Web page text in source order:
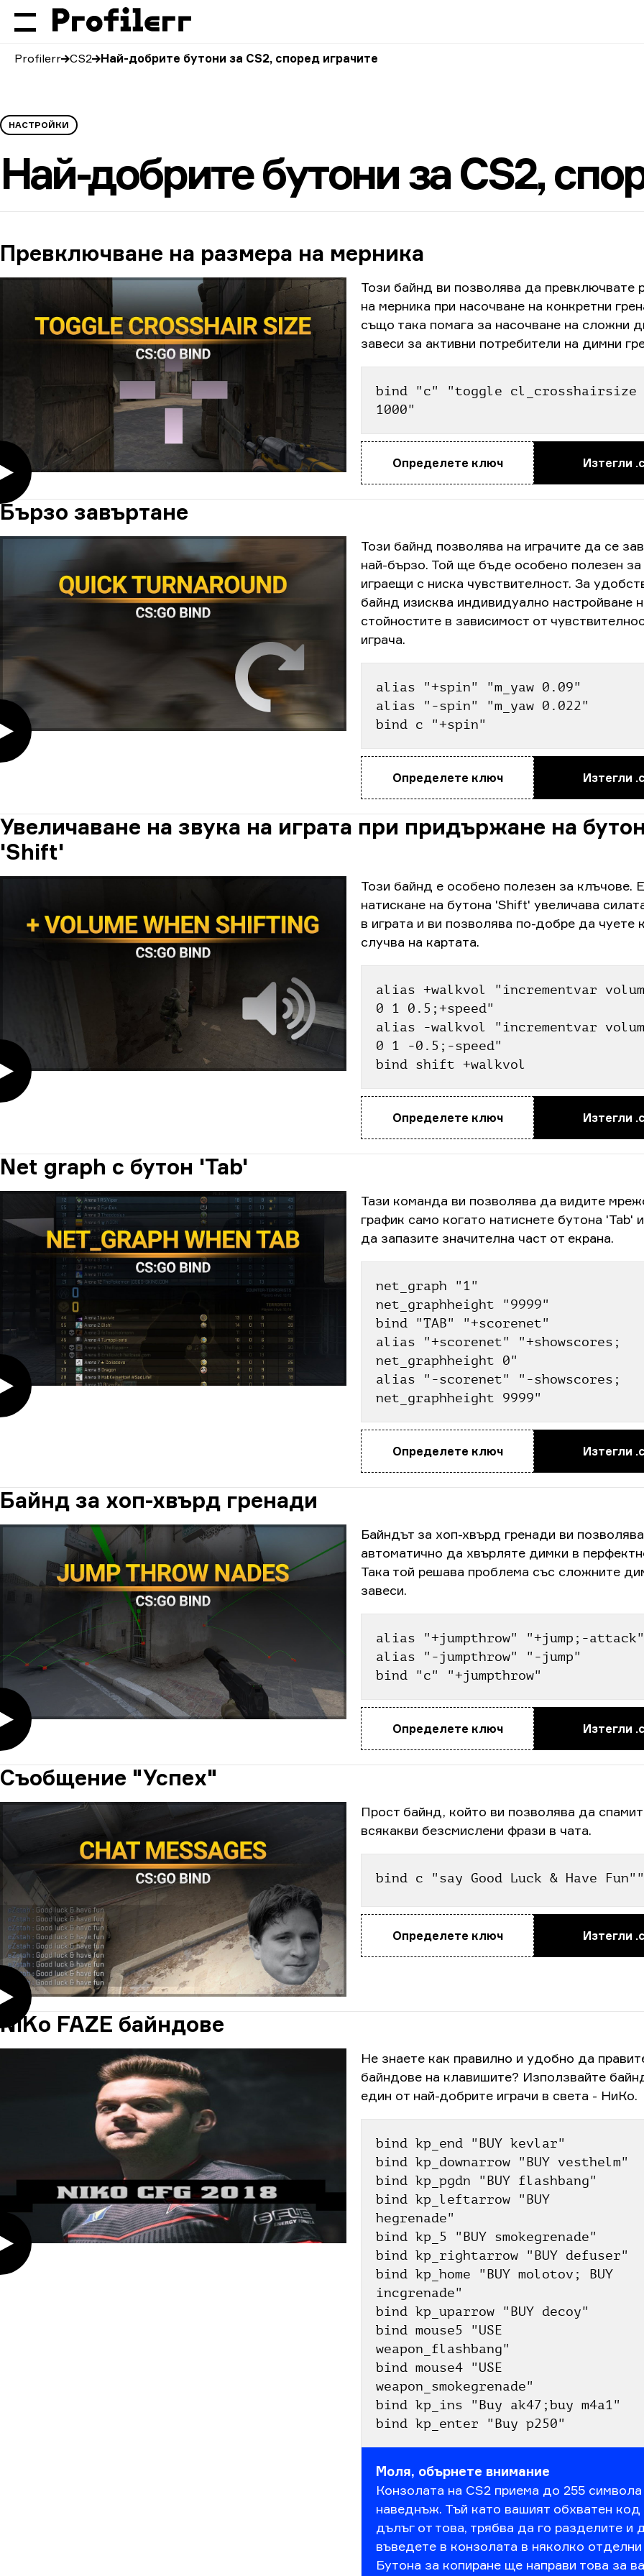
Profilerr CS2 Най-добрите бутони за CS2, според играчите
НАСТРОЙКИ
Най-добрите бутони за CS2,
Превключване на размера на мерника
Този байнд ви позволява да превключвате
на мерника при насочване на конкретни
също така помага за насочване на сложни
завеси за активни потребители на димни
bind "c" "toggle cl_crosshairsize
1000"
Определете ключ Изтегли
Бързо завъртане
Този байнд позволява на играчите да се
най-бързо. Той ще бъде особено полезен за
играещи с ниска чувствителност. За
байнд изисква индивидуално настройване
стойностите в зависимост от
играча.
alias "+spin" "m_yaw 0.09"
alias "-spin" "m_yaw 0.022"
bind c "+spin"
Определете ключ Изтегли
Увеличаване на звука на играта при придържане на бутон
'Shift'
Този байнд е особено полезен за клъчове.
натискане на бутона 'Shift' увеличава
в играта и ви позволява по-добре да чуете
случва на картата.
alias +walkvol "incrementvar
0 1 0.5;+speed"
alias -walkvol "incrementvar
0 1 -0.5;-speed"
bind shift +walkvol
Определете ключ Изтегли
Net graph с бутон 'Tab'
Тази команда ви позволява да видите
график само когато натиснете бутона 'Tab'
да запазите значителна част от екрана.
net_graph "1"
net_graphheight "9999"
bind "TAB" "+scorenet"
alias "+scorenet" "+showscores;
net_graphheight 0"
alias "-scorenet" "-showscores;
net_graphheight 9999"
Определете ключ Изтегли
Байнд за хоп-хвърд гренади
Байндът за хоп-хвърд гренади ви позволява
автоматично да хвърляте димки в
Така той решава проблема със сложните
завеси.
alias "+jumpthrow" "+jump;-attack"
alias "-jumpthrow" "-jump"
bind "c" "+jumpthrow"
Определете ключ Изтегли
Съобщение "Успех"
Прост байнд, който ви позволява да
всякакви безсмислени фрази в чата.
bind c "say Good Luck & Have Fun""
Определете ключ Изтегли
NiKo FAZE байндове
Не знаете как правилно и удобно да
байндове на клавишите? Използвайте
един от най-добрите играчи в света - НиКо.
bind kp_end "BUY kevlar"
bind kp_downarrow "BUY vesthelm"
bind kp_pgdn "BUY flashbang"
bind kp_leftarrow "BUY
hegrenade"
bind kp_5 "BUY smokegrenade"
bind kp_rightarrow "BUY defuser"
bind kp_home "BUY molotov; BUY
incgrenade"
bind kp_uparrow "BUY decoy"
bind mouse5 "USE
weapon_flashbang"
bind mouse4 "USE
weapon_smokegrenade"
bind kp_ins "Buy ak47;buy m4a1"
bind kp_enter "Buy p250"
Моля, обърнете внимание
Конзолата на CS2 приема до 255 символа
наведнъж. Тъй като вашият обхватен код
дълъг от това, трябва да го разделите и
въведете в конзолата в няколко отделни
Бутона за копиране ще направи това за